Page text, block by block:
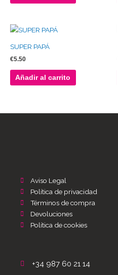
SUPER PAPÁ
€5.50
Añadir al carrito
Aviso Legal
Política de privacidad
Términos de compra
Devoluciones
Política de cookies
+34 987 60 21 14